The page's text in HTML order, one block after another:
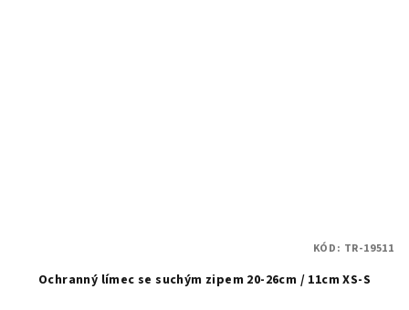
Ochranný límec se suchým zipem 20-26cm / 11cm XS-S
KÓD: TR-19511